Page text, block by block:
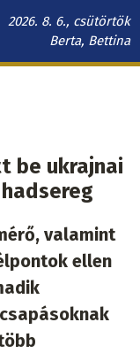
2026. 8. 6., csütörtök
Berta, Bettina
be ukrajnai
valamint
ellen